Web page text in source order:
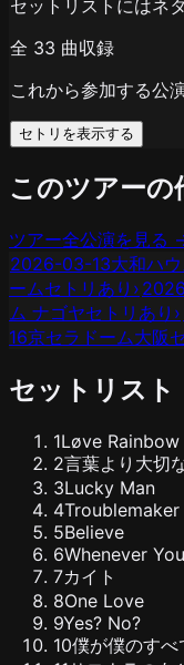
セットリストにはネ
全 33 曲収録
これから参加する公
セトリを表示する
このツアーの
ツアー全公演を見る
2026-03-13大和ハ
ームセトリあり ›
ム ナゴヤセトリあり ›
16京セラドーム大阪
セットリスト
1Løve Rainbow
2言葉より大切
3Lucky Man
4Troublemaker
5Believe
6Whenever
7カイト
8One Love
9Yes? No?
10僕が僕のすべ